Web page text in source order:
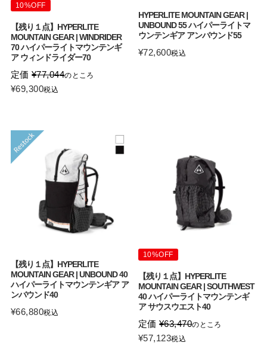
10%OFF
【残り１点】HYPERLITE
MOUNTAIN GEAR | WINDRIDER
70 ハイパーライトマウンテンギ
ア ウィンドライダー70
定価 ¥77,044のところ
¥69,300税込
HYPERLITE MOUNTAIN GEAR |
UNBOUND 55 ハイパーライトマ
ウンテンギア アンバウンド55
¥72,600税込
【残り１点】HYPERLITE
MOUNTAIN GEAR | UNBOUND 40
ハイパーライトマウンテンギア ア
ンバウンド40
¥66,880税込
10%OFF
【残り１点】HYPERLITE
MOUNTAIN GEAR | SOUTHWEST
40 ハイパーライトマウンテンギ
ア サウスウエスト40
定価 ¥63,470のところ
¥57,123税込